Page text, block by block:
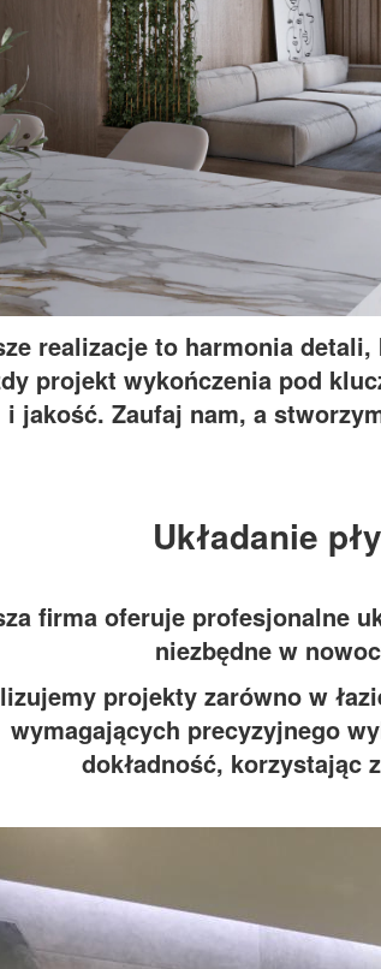
realizacje to harmonia
projekt wykończenia pod
i jakość. Zaufaj nam, a
Układanie
firma oferuje profesjonalne
niezbędne w
projekty zarówno w
wymagających precyzyjnego
dokładność, korzystając